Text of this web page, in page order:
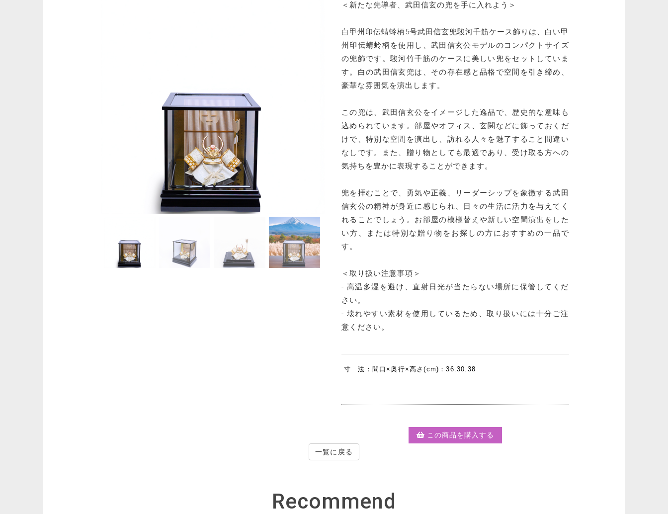
＜新たな先導者、武田信玄の兜を手に入れよう＞
白甲州印伝蜻蛉柄5号武田信玄兜駿河千筋ケース飾りは、白い甲
州印伝蜻蛉柄を使用し、武田信玄公モデルのコンパクトサイズ
の兜飾です。駿河竹千筋のケースに美しい兜をセットしていま
す。白の武田信玄兜は、その存在感と品格で空間を引き締め、
豪華な雰囲気を演出します。
この兜は、武田信玄公をイメージした逸品で、歴史的な意味も
込められています。部屋やオフィス、玄関などに飾っておくだ
けで、特別な空間を演出し、訪れる人々を魅了すること間違い
なしです。また、贈り物としても最適であり、受け取る方への
気持ちを豊かに表現することができます。
兜を拝むことで、勇気や正義、リーダーシップを象徴する武田
信玄公の精神が身近に感じられ、日々の生活に活力を与えてく
れることでしょう。お部屋の模様替えや新しい空間演出をした
い方、または特別な贈り物をお探しの方におすすめの一品で
す。
＜取り扱い注意事項＞
- 高温多湿を避け、直射日光が当たらない場所に保管してくだ
さい。
- 壊れやすい素材を使用しているため、取り扱いには十分ご注
意ください。
寸 法：間口×奥行×高さ(cm)：36.30.38
この商品を購入する
一覧に戻る
Recommend